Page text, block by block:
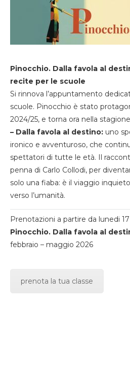
Pinocchio. Dalla favola al
recite per le scuole
Si rinnova l’appuntamento
scuole. Pinocchio è stato
2024/25, e torna ora nella
– Dalla favola al destino: uno
ironico e avventuroso, che
spettatori di tutte le età. Il
penna di Carlo Collodi, per
solo una fiaba: è il viaggio
verso l’umanità.
Prenotazioni a partire da lunedi
Pinocchio. Dalla favola al
febbraio – maggio 2026
prenota la tua classe